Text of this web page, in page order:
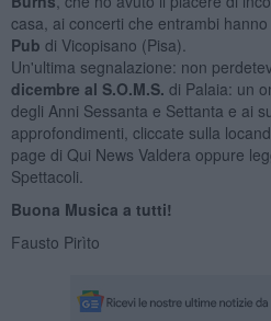
casa, ai concerti che entrambi
Pub di Vicopisano (Pisa).
Un'ultima segnalazione: non
dicembre al S.O.M.S. di Palaia: un
degli Anni Sessanta e Settanta e ai
approfondimenti, cliccate sulla
page di Qui News Valdera oppure
Spettacoli.
Buona Musica a tutti!
Fausto Pirìto